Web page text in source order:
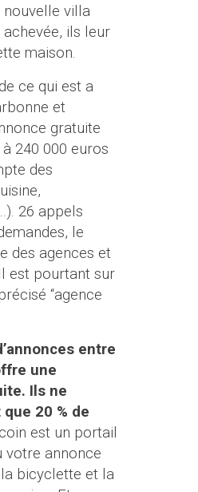
nouvelle villa
ils leur
maison.
ce qui est a
et
gratuite
240 000 euros
des
26 appels
le
des agences et
est pourtant sur
“agence
entre
une
Ils ne
20 % de
est un portail
votre annonce
bicyclette et la